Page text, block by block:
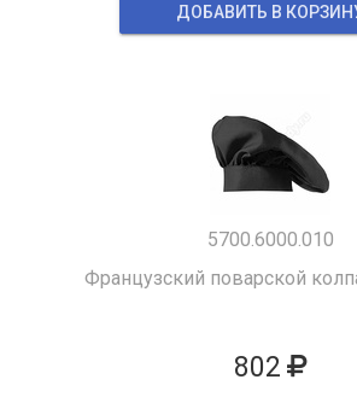
ДОБАВИТЬ В
5700.6000.010
Французский поварской
802